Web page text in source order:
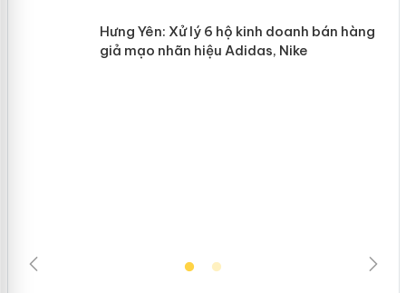
mại trong tháng 7